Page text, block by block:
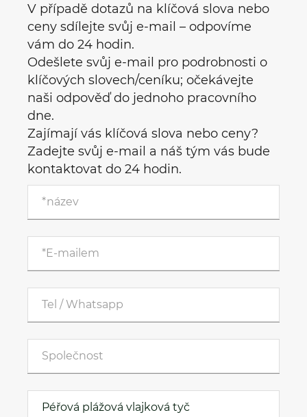
V případě dotazů na klíčová slova nebo
ceny sdílejte svůj e-mail – odpovíme
vám do 24 hodin.
Odešlete svůj e-mail pro podrobnosti o
klíčových slovech/ceníku; očekávejte
naši odpověď do jednoho pracovního
dne.
Zajímají vás klíčová slova nebo ceny?
Zadejte svůj e-mail a náš tým vás bude
kontaktovat do 24 hodin.